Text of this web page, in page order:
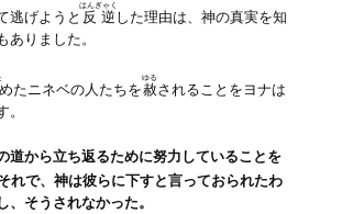
逃げようと 反逆
はんぎゃく
した理由は、神の真実を知
ありました。
めたニネベの人たちを赦
ゆる
されることをヨナは
。
道から立ち返るために努力していることを
れで、神は彼らに下すと言っておられたわ
、そうされなかった。